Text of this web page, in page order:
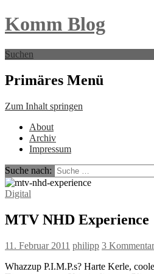
Komm Blog
Suchen
Primäres Menü
Zum Inhalt springen
About
Archiv
Impressum
Suche nach:
Digital
MTV NHD Experience
11. Februar 2011 philipp 3
Whazzup P.I.M.P.s? Harte Kerle,